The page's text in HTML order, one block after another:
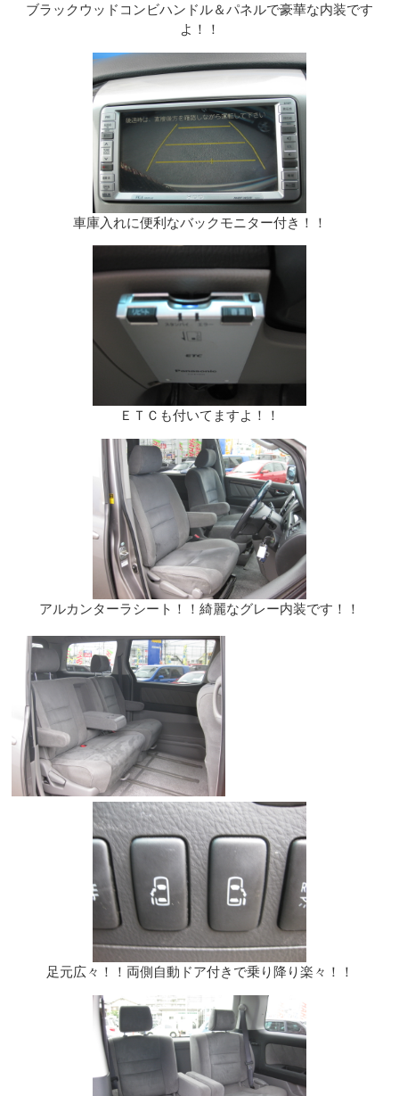
ブラックウッドコンビハンドル＆パネルで豪華な内装です
よ！！
車庫入れに便利なバックモニター付き！！
ＥＴＣも付いてますよ！！
アルカンターラシート！！綺麗なグレー内装です！！
足元広々！！両側自動ドア付きで乗り降り楽々！！